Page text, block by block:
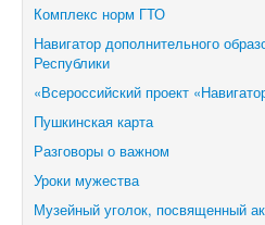
Комплекс норм ГТО
Навигатор дополнительного
Республики
«Всероссийский проект
Пушкинская карта
Разговоры о важном
Уроки мужества
Музейный уголок, посвященный